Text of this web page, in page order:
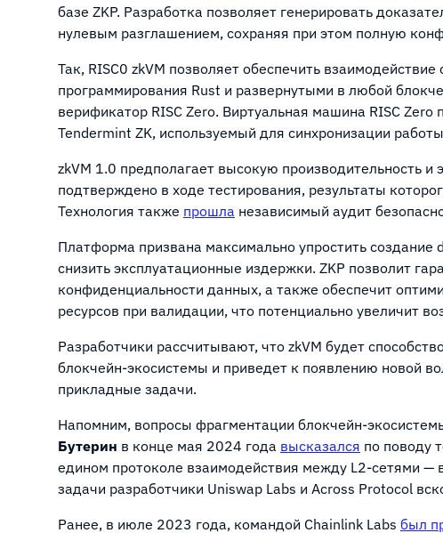
базе ZKP. Разработка позволяет генерировать
нулевым разглашением, сохраняя при этом полную
Так, RISC0 zkVM позволяет обеспечить
программирования Rust и развернутыми в любой
верификатор RISC Zero. Виртуальная машина RISC
Tendermint ZK, используемый для синхронизации
zkVM 1.0 предполагает высокую производительность
подтверждено в ходе тестирования, результаты
Технология также прошла независимый аудит
Платформа призвана максимально упростить создание
снизить эксплуатационные издержки. ZKP позволит
конфиденциальности данных, а также обеспечит
ресурсов при валидации, что потенциально увеличит
Разработчики рассчитывают, что zkVM будет
блокчейн-экосистемы и приведет к появлению новой
прикладные задачи.
Напомним, вопросы фрагментации блокчейн-
Бутерин в конце мая 2024 года высказался по поводу
едином протоколе взаимодействия между L2-сетями —
задачи разработчики Uniswap Labs и Across Protocol
Ранее, в июле 2023 года, командой Chainlink Labs был